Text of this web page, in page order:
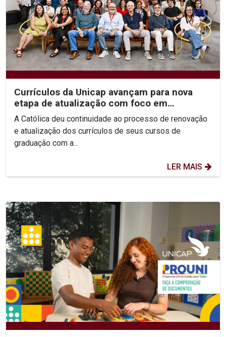
Currículos da Unicap avançam para nova
etapa de atualização com foco em
competências e habilidades
A Católica deu continuidade ao processo de renovação
e atualização dos currículos de seus cursos de
graduação com a...
LER MAIS